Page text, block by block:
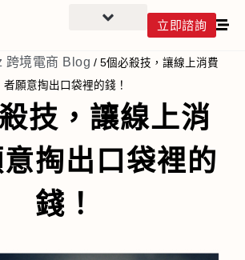
立即諮詢
跨境電商 Blog / 5個必殺技，讓線上消費
者願意掏出口袋裡的錢！
技，讓線上消
掏出口袋裡的
錢！